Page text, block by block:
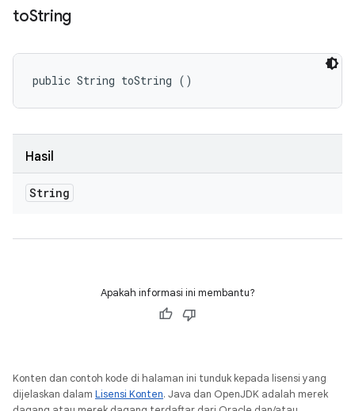
toString
public String toString ()
Hasil
String
Apakah informasi ini membantu?
Konten dan contoh kode di halaman ini tunduk kepada lisensi yang
dijelaskan dalam Lisensi Konten. Java dan OpenJDK adalah merek